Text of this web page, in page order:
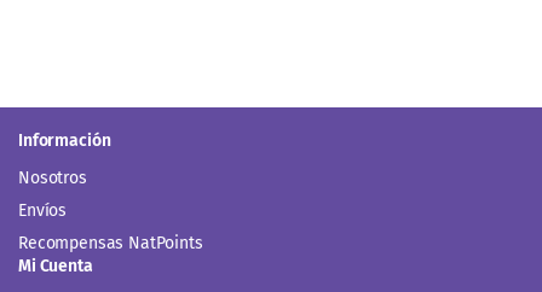
Información
Nosotros
Envíos
Recompensas NatPoints
Mi Cuenta